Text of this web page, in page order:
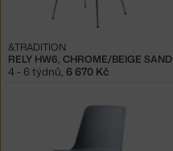
RELY HW6, CHROME/BEIGE SAND
&TRADITION
4 - 6 týdnů, 6 670 Kč